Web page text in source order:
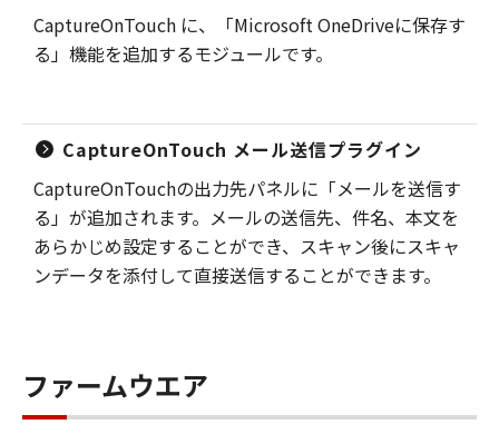
CaptureOnTouch に、「Microsoft OneDriveに保存す
る」機能を追加するモジュールです。
CaptureOnTouch メール送信プラグイン
CaptureOnTouchの出力先パネルに「メールを送信す
る」が追加されます。メールの送信先、件名、本文を
あらかじめ設定することができ、スキャン後にスキャ
ンデータを添付して直接送信することができます。
ファームウエア